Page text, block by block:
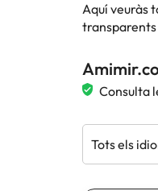
Aquí veuràs
transparents
Consulta